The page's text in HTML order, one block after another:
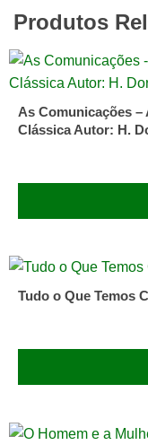
Si:
O
Corpo,
Emoção
Produtos
As Comunicações
Clássica Autor: H.
Tudo o Que Temos